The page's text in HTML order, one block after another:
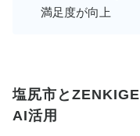
満足度が向上
塩尻市と
AI活用